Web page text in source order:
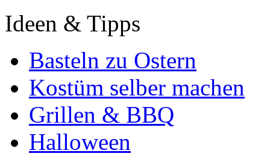
Ideen & Tipps
Basteln zu Ostern
Kostüm selber machen
Grillen & BBQ
Halloween